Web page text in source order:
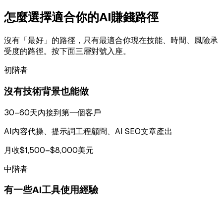
怎麼選擇適合你的AI賺錢路徑
沒有「最好」的路徑，只有最適合你現在技能、時間、風險承
受度的路徑。按下面三層對號入座。
初階者
沒有技術背景也能做
30–60天內接到第一個客戶
AI內容代操、提示詞工程顧問、AI SEO文章產出
月收$1,500–$8,000美元
中階者
有一些AI工具使用經驗